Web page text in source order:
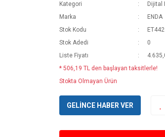
Kategori
Dijital
Marka
ENDA
Stok Kodu
Stok Adedi
0
Liste Fiyatı
* 506,19 TL den başlayan taksitlerle!
Stokta Olmayan Ürün
GELİNCE HABER VER